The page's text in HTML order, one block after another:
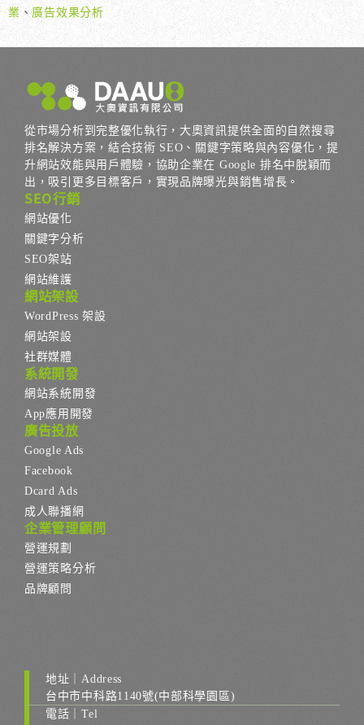
業 、 廣告效果分析
從市場分析到完整優化執行，大奧資訊提供全面的自然搜尋
排名解決方案，結合技術 SEO、關鍵字策略與內容優化，提
升網站效能與用戶體驗，協助企業在 Google 排名中脫穎而
出，吸引更多目標客戶，實現品牌曝光與銷售增長。
SEO行銷
網站優化
關鍵字分析
SEO架站
網站維護
網站架設
WordPress 架設
網站架設
社群媒體
系統開發
網站系統開發
App應用開發
廣告投放
Google Ads
Facebook
Dcard Ads
成人聯播網
企業管理顧問
營運規劃
營運策略分析
品牌顧問
地址｜Address
台中市中科路1140號(中部科學園區)
電話｜Tel